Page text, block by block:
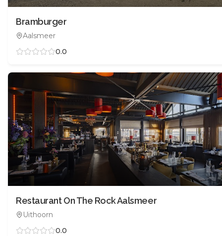
Bramburger
Aalsmeer
0.0
Restaurant On The Rock Aalsmeer
Uithoorn
0.0